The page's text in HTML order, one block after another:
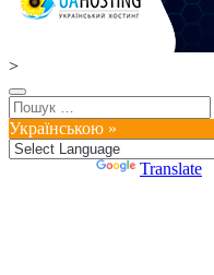
>
Пошук:
Українською »
Translate